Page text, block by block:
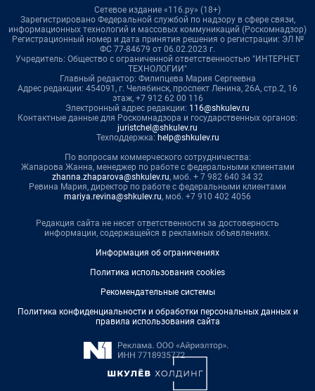
Сетевое издание «116.ру» (18+)
Зарегистрировано Федеральной службой по надзору в сфере связи,
информационных технологий и массовых коммуникаций (Роскомнадзор)
Регистрационный номер и дата принятия решения о регистрации: ЭЛ №
ФС 77-84679 от 06.02.2023 г.
Учредитель: Общество с ограниченной ответственностью "ИНТЕРНЕТ
ТЕХНОЛОГИИ"
Главный редактор: Филипцева Мария Сергеевна
Адрес редакции: 454091, г. Челябинск, проспект Ленина, 26А, стр.2, 16
этаж, +7 912 62 00 116
Электронный адрес редакции: 116@shkulev.ru
Контактные данные для Роскомнадзора и государственных органов:
juristchel@shkulev.ru
Техподдержка: help@shkulev.ru
По вопросам коммерческого сотрудничества:
Жапарова Жанна, менеджер по работе с федеральными клиентами
zhanna.zhaparova@shkulev.ru, моб. + 7 982 640 34 32
Ревина Мария, директор по работе с федеральными клиентами
mariya.revina@shkulev.ru, моб. +7 910 402 4056
Редакция сайта не несет ответственности за достоверность
информации, содержащейся в рекламных объявлениях.
Информация об ограничениях
Политика использования cookies
Рекомендательные системы
Политика конфиденциальности и обработки персональных данных и
правила использования сайта